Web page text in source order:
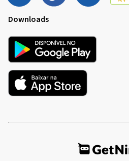
Downloads